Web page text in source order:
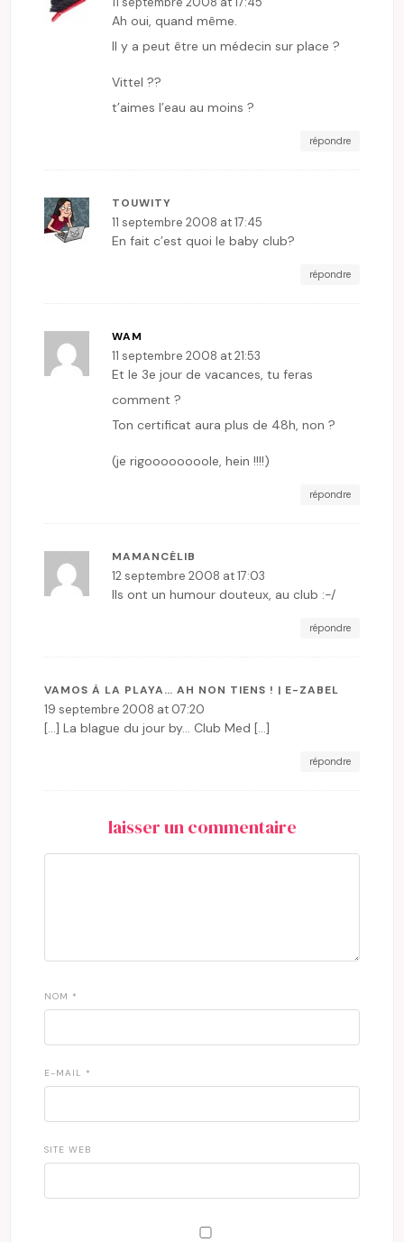
Ah oui, quand même.
Il y a peut être un médecin sur place ?
Vittel ??
t’aimes l’eau au moins ?
répondre
TOUWITY
11 septembre 2008 at 17:45
En fait c’est quoi le baby club?
répondre
WAM
11 septembre 2008 at 21:53
Et le 3e jour de vacances, tu feras
comment ?
Ton certificat aura plus de 48h, non ?
(je rigoooooooole, hein !!!!)
répondre
MAMANCÉLIB
12 septembre 2008 at 17:03
Ils ont un humour douteux, au club :-/
répondre
VAMOS À LA PLAYA… AH NON TIENS ! | E-ZABEL
19 septembre 2008 at 07:20
[…] La blague du jour by… Club Med […]
répondre
laisser un commentaire
NOM *
E-MAIL *
SITE WEB